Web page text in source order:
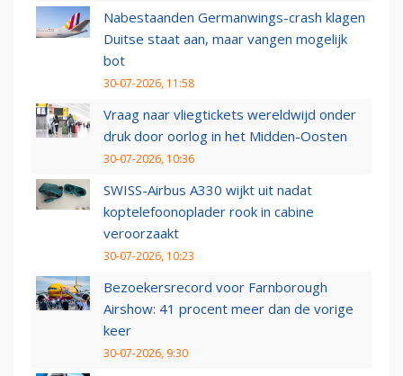
Nabestaanden Germanwings-crash klagen
Duitse staat aan, maar vangen mogelijk
bot
30-07-2026, 11:58
Vraag naar vliegtickets wereldwijd onder
druk door oorlog in het Midden-Oosten
30-07-2026, 10:36
SWISS-Airbus A330 wijkt uit nadat
koptelefoonoplader rook in cabine
veroorzaakt
30-07-2026, 10:23
Bezoekersrecord voor Farnborough
Airshow: 41 procent meer dan de vorige
keer
30-07-2026, 9:30